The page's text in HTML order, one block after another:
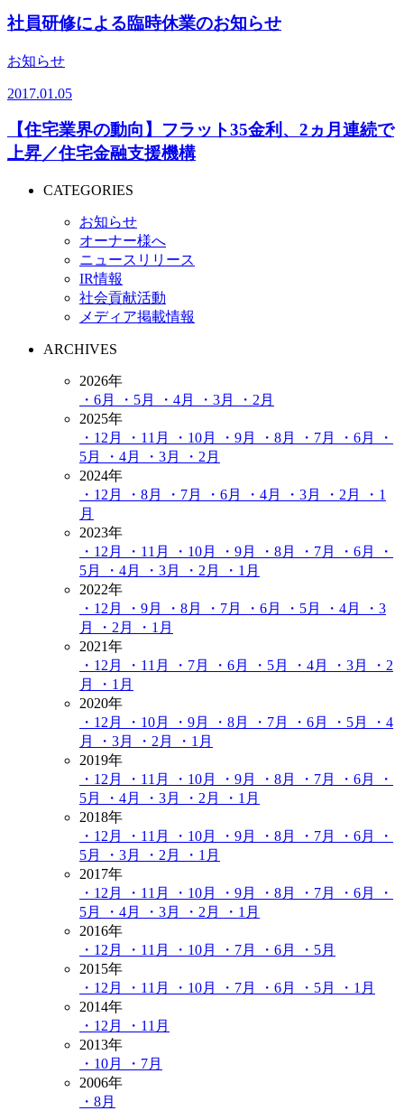
社員研修による臨時休業のお知らせ
お知らせ
2017.01.05
【住宅業界の動向】フラット35金利、2ヵ月連続で
上昇／住宅金融支援機構
CATEGORIES
お知らせ
オーナー様へ
ニュースリリース
IR情報
社会貢献活動
メディア掲載情報
ARCHIVES
2026年
・6月
・5月 ・4月 ・3月
・2月
2025年
・12月
・11月 ・10月 ・9月 ・8月 ・7月 ・6月
・
5月
・4月 ・3月
・2月
2024年
・12月
・8月 ・7月 ・6月 ・4月 ・3月 ・2月
・1
月
2023年
・12月
・11月 ・10月 ・9月 ・8月 ・7月 ・6月
・
5月
・4月 ・3月 ・2月
・1月
2022年
・12月
・9月 ・8月 ・7月 ・6月 ・5月 ・4月
・3
月
・2月
・1月
2021年
・12月
・11月 ・7月 ・6月 ・5月 ・4月 ・3月
・2
月
・1月
2020年
・12月
・10月 ・9月 ・8月 ・7月 ・6月 ・5月
・4
月
・3月 ・2月
・1月
2019年
・12月
・11月 ・10月 ・9月 ・8月 ・7月 ・6月
・
5月
・4月 ・3月 ・2月
・1月
2018年
・12月
・11月 ・10月 ・9月 ・8月 ・7月 ・6月
・
5月
・3月 ・2月
・1月
2017年
・12月
・11月 ・10月 ・9月 ・8月 ・7月 ・6月
・
5月
・4月 ・3月 ・2月
・1月
2016年
・12月
・11月 ・10月 ・7月 ・6月
・5月
2015年
・12月
・11月 ・10月 ・7月 ・6月 ・5月
・1月
2014年
・12月
・11月
2013年
・10月
・7月
2006年
・8月